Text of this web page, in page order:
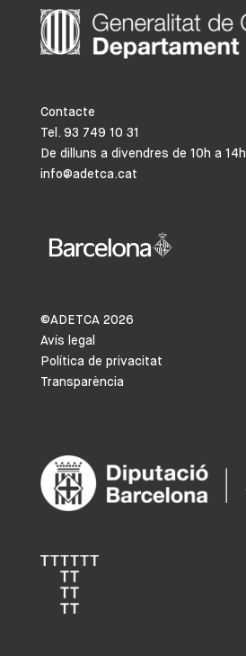
Contacte
Tel. 93 749 10 31
De dilluns a divendres de 10h a 14h
info@adetca.cat
©ADETCA 2026
Avís legal
Política de privacitat
Transparència